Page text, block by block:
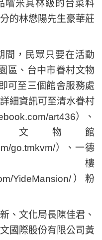
嚐米其林級的台菜料
的林懋陽先生豪華莊
間，民眾只要在活動
區、台中市眷村文物
可至三個館舍服務處
細資訊可至清水眷村
art436）、
文物館
go.tmkvm/）、一德
YideMansion/）粉
、文化局長陳佳君、
國際股份有限公司黃